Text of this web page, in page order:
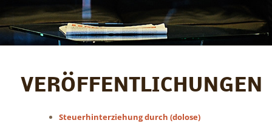
VERÖFFENTLICHUNGEN
Steuerhinterziehung durch (dolose)